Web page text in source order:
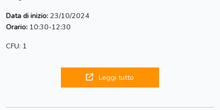
Data di inizio: 23/10/2024
Orario: 10:30-12:30
CFU: 1
Leggi tutto